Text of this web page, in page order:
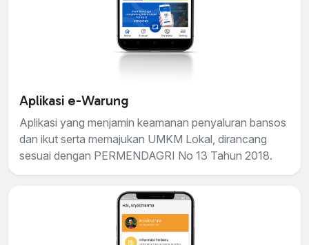
Aplikasi e-Warung
Aplikasi yang menjamin keamanan penyaluran bansos
dan ikut serta memajukan UMKM Lokal, dirancang
sesuai dengan PERMENDAGRI No 13 Tahun 2018.